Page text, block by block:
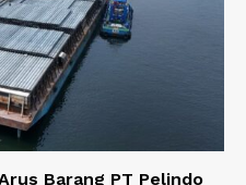
Barang PT Pelindo